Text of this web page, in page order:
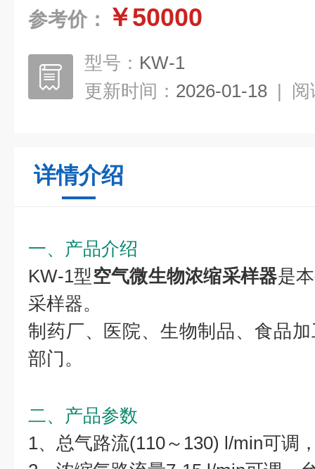
参考价： ￥50000
型号： KW-1
更新时间： 2026-01-18 | 阅
详情介绍
一、产品介绍
KW-1型空气微生物浓缩采样器是
采样器。
制药厂、医院、生物制品、食品
部门。
二、产品参数
1、总气路流(110～130) l/min可调